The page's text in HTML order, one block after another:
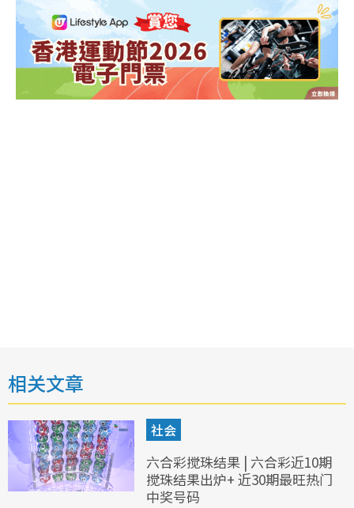
相关文章
社会
六合彩搅珠结果 | 六合彩近10期
搅珠结果出炉+ 近30期最旺热门
中奖号码